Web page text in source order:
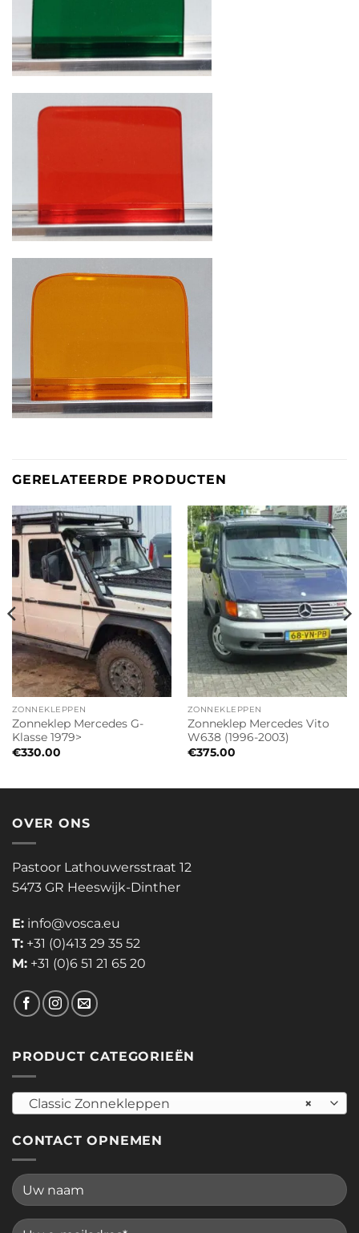
GERELATEERDE PRODUCTEN
ZONNEKLEPPEN
Zonneklep Mercedes G-
Klasse 1979>
€330.00
ZONNEKLEPPEN
Zonneklep Mercedes Vito
W638 (1996-2003)
€375.00
OVER ONS
Pastoor Lathouwersstraat 12
5473 GR Heeswijk-Dinther
E: info@vosca.eu
T: +31 (0)413 29 35 52
M: +31 (0)6 51 21 65 20
PRODUCT CATEGORIEËN
×
Classic Zonnekleppen
CONTACT OPNEMEN
Please leave this field empty.